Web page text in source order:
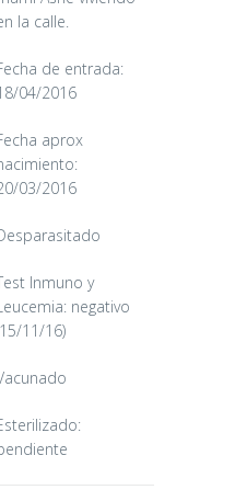
la calle.
de entrada:
04/2016
aprox
03/2016
Inmuno y
negativo
11/16)